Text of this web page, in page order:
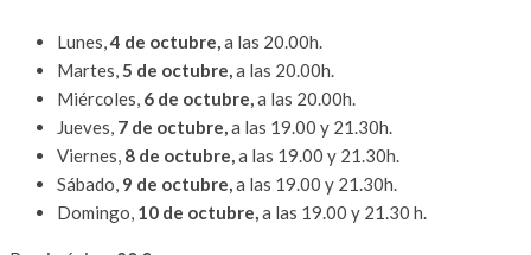
Lunes,4 de octubre, a las 20.00h.
Martes, 5 de octubre, a las 20.00h.
Miércoles, 6 de octubre, a las 20.00h.
Jueves, 7 de octubre, a las 19.00 y 21.30h.
Viernes, 8 de octubre, a las 19.00 y 21.30h.
Sábado, 9 de octubre, a las 19.00 y 21.30h.
Domingo, 10 de octubre a las 19.00 y 21.30 h.